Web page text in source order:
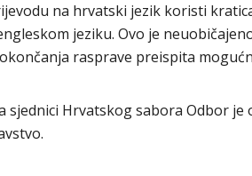
na hrvatski jezik koristi
jeziku. Ovo je
rasprave preispita
sjednici Hrvatskog sabora Odbor